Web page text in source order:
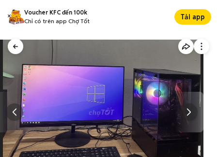
Voucher KFC đến 100k
Chỉ có trên app Chợ Tốt
Tải app